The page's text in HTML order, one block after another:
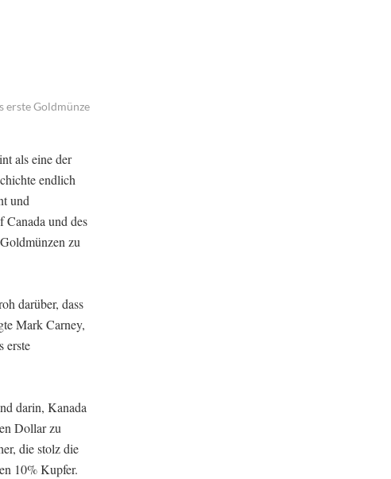
erste Goldmünze
als eine der
endlich
und
und des
zu
darüber, dass
Mark Carney,
erste
darin, Kanada
Dollar zu
die stolz die
10% Kupfer.